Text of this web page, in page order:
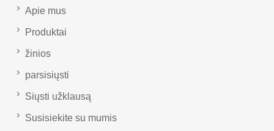
Apie mus
Produktai
žinios
parsisiųsti
Siųsti užklausą
Susisiekite su mumis